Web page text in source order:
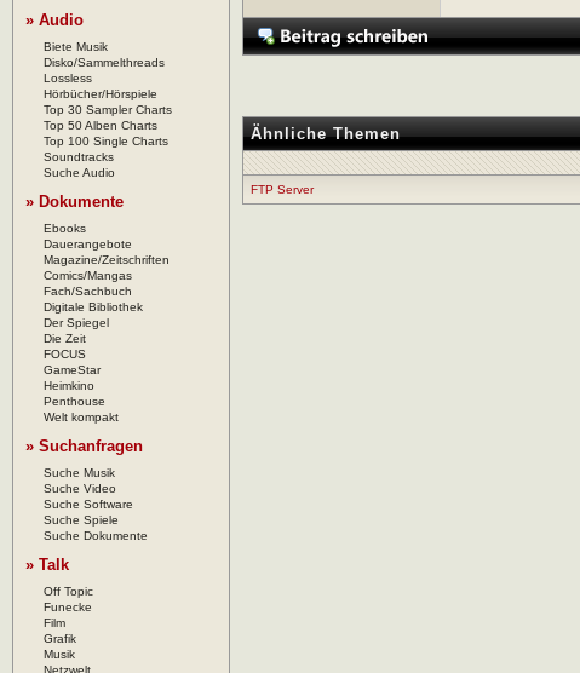
» Audio
Biete Musik
Disko/Sammelthreads
Lossless
Hörbücher/Hörspiele
Top 30 Sampler Charts
Top 50 Alben Charts
Top 100 Single Charts
Soundtracks
Suche Audio
» Dokumente
Ebooks
Dauerangebote
Magazine/Zeitschriften
Comics/Mangas
Fach/Sachbuch
Digitale Bibliothek
Der Spiegel
Die Zeit
FOCUS
GameStar
Heimkino
Penthouse
Welt kompakt
» Suchanfragen
Suche Musik
Suche Video
Suche Software
Suche Spiele
Suche Dokumente
» Talk
Off Topic
Funecke
Film
Grafik
Musik
Ähnliche Themen
FTP Server